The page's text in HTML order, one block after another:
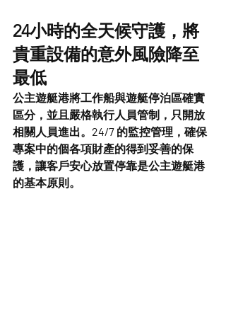
24小時的全天候守護，將
貴重設備的意外風險降至
最低
公主遊艇港將工作船與遊艇停泊區確實
區分，並且嚴格執行人員管制，只開放
相關人員進出。24/7 的監控管理，確保
專案中的個各項財產的得到妥善的保
護，讓客戶安心放置停靠是公主遊艇港
的基本原則。